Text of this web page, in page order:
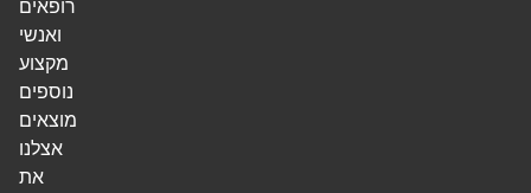
רופאים
ואנשי
מקצוע
נוספים
מוצאים
אצלנו
את